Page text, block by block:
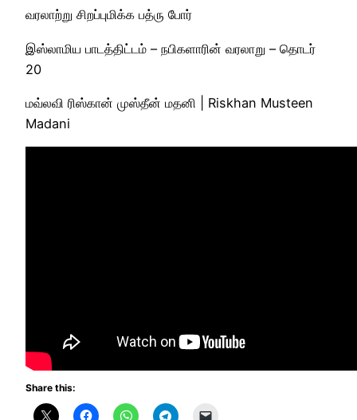
வரலாற்று சிறப்புமிக்க பத்ரு போர்
இஸ்லாமிய பாடத்திட்டம் – நபிகளாரின் வரலாறு – தொடர்
20
மவ்லவி ரிஸ்கான் முஸ்தீன் மதனி | Riskhan Musteen
Madani
Share this: